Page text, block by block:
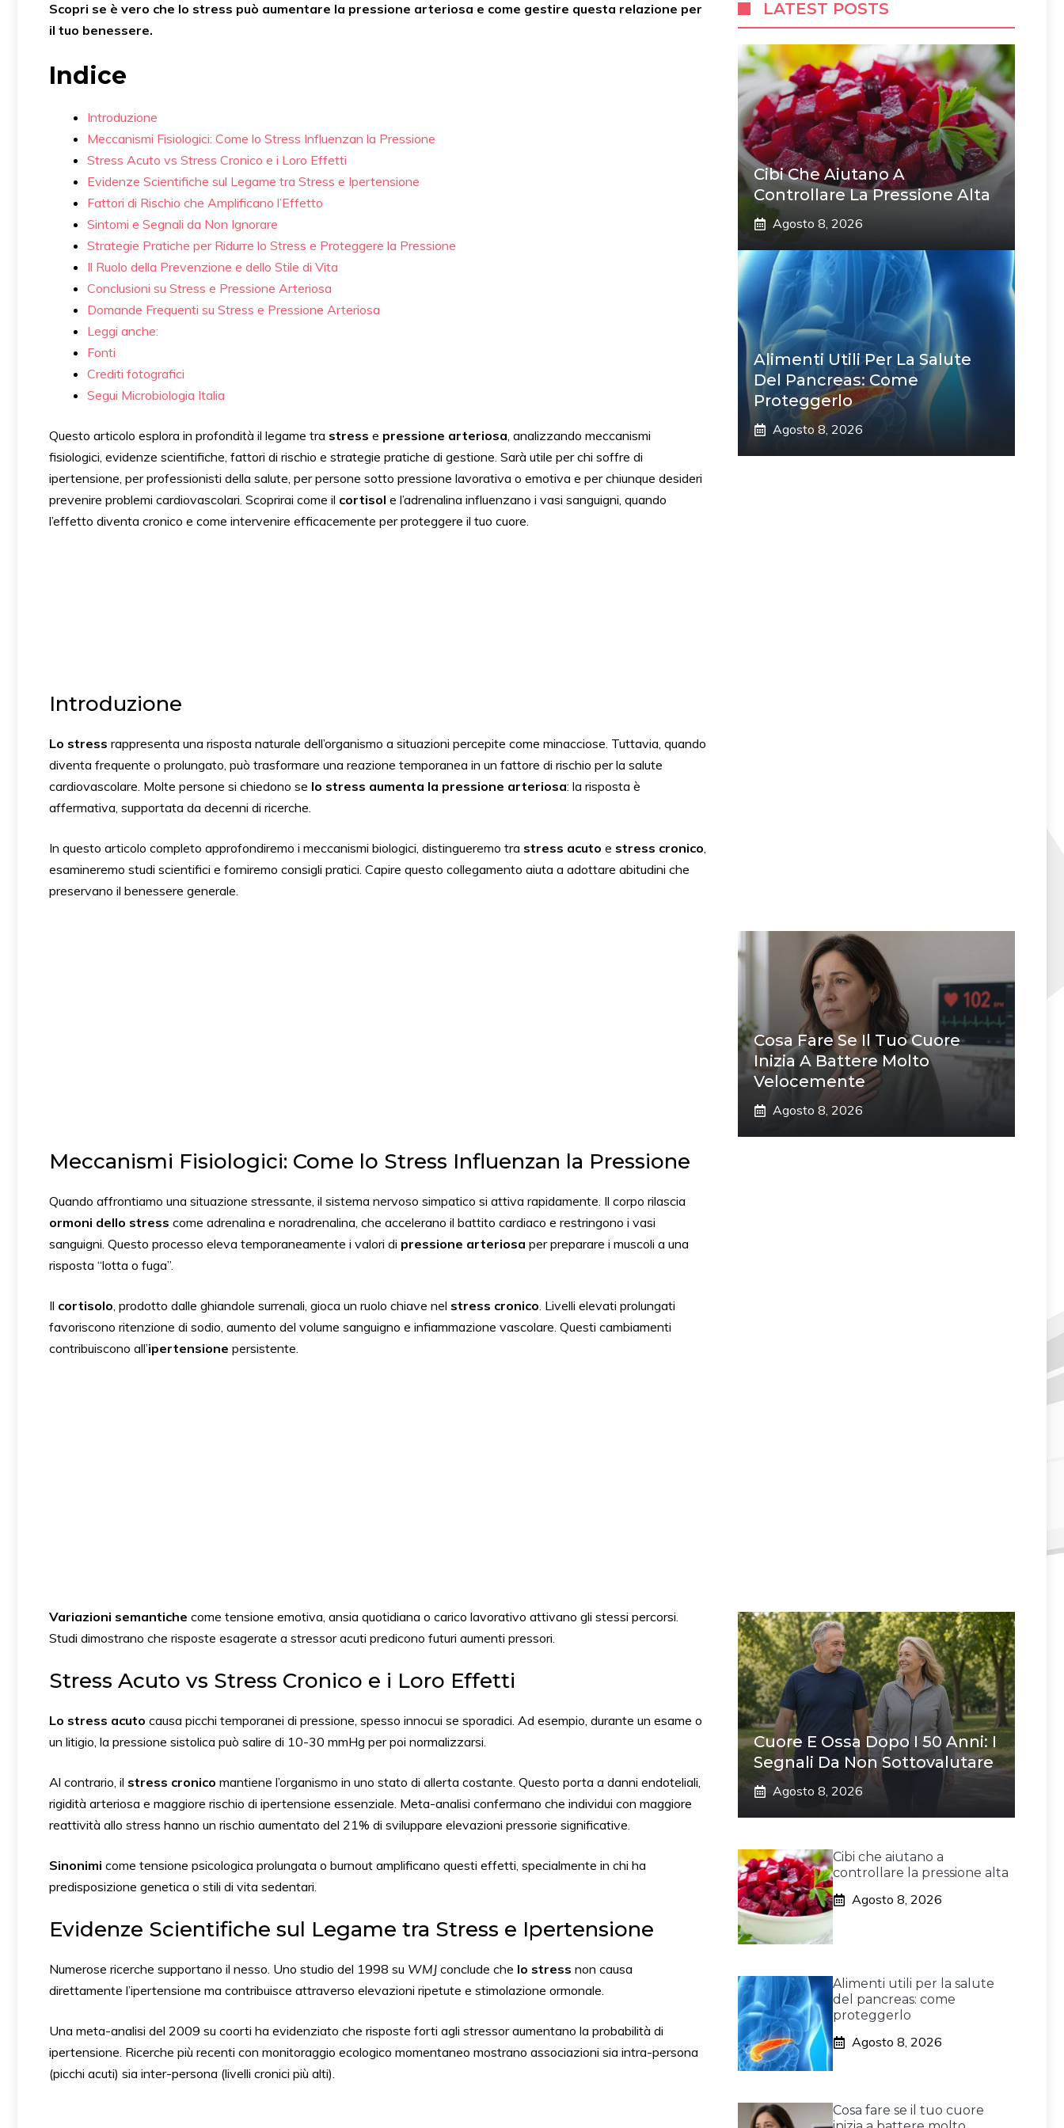
Scopri se è vero che lo stress può aumentare la pressione arteriosa e come gestire questa relazione per
il tuo benessere.
Indice
Introduzione
Meccanismi Fisiologici: Come lo Stress Influenzan la Pressione
Stress Acuto vs Stress Cronico e i Loro Effetti
Evidenze Scientifiche sul Legame tra Stress e Ipertensione
Fattori di Rischio che Amplificano l’Effetto
Sintomi e Segnali da Non Ignorare
Strategie Pratiche per Ridurre lo Stress e Proteggere la Pressione
Il Ruolo della Prevenzione e dello Stile di Vita
Conclusioni su Stress e Pressione Arteriosa
Domande Frequenti su Stress e Pressione Arteriosa
Leggi anche:
Fonti
Crediti fotografici
Segui Microbiologia Italia
Questo articolo esplora in profondità il legame tra stress e pressione arteriosa, analizzando meccanismi
fisiologici, evidenze scientifiche, fattori di rischio e strategie pratiche di gestione. Sarà utile per chi soffre di
ipertensione, per professionisti della salute, per persone sotto pressione lavorativa o emotiva e per chiunque desideri
prevenire problemi cardiovascolari. Scoprirai come il cortisol e l’adrenalina influenzano i vasi sanguigni, quando
l’effetto diventa cronico e come intervenire efficacemente per proteggere il tuo cuore.
Introduzione
Lo stress rappresenta una risposta naturale dell’organismo a situazioni percepite come minacciose. Tuttavia, quando
diventa frequente o prolungato, può trasformare una reazione temporanea in un fattore di rischio per la salute
cardiovascolare. Molte persone si chiedono se lo stress aumenta la pressione arteriosa: la risposta è
affermativa, supportata da decenni di ricerche.
In questo articolo completo approfondiremo i meccanismi biologici, distingueremo tra stress acuto e stress cronico,
esamineremo studi scientifici e forniremo consigli pratici. Capire questo collegamento aiuta a adottare abitudini che
preservano il benessere generale.
Meccanismi Fisiologici: Come lo Stress Influenzan la Pressione
Quando affrontiamo una situazione stressante, il sistema nervoso simpatico si attiva rapidamente. Il corpo rilascia
ormoni dello stress come adrenalina e noradrenalina, che accelerano il battito cardiaco e restringono i vasi
sanguigni. Questo processo eleva temporaneamente i valori di pressione arteriosa per preparare i muscoli a una
risposta “lotta o fuga”.
Il cortisolo, prodotto dalle ghiandole surrenali, gioca un ruolo chiave nel stress cronico. Livelli elevati prolungati
favoriscono ritenzione di sodio, aumento del volume sanguigno e infiammazione vascolare. Questi cambiamenti
contribuiscono all’ipertensione persistente.
Variazioni semantiche come tensione emotiva, ansia quotidiana o carico lavorativo attivano gli stessi percorsi.
Studi dimostrano che risposte esagerate a stressor acuti predicono futuri aumenti pressori.
Stress Acuto vs Stress Cronico e i Loro Effetti
Lo stress acuto causa picchi temporanei di pressione, spesso innocui se sporadici. Ad esempio, durante un esame o
un litigio, la pressione sistolica può salire di 10-30 mmHg per poi normalizzarsi.
Al contrario, il stress cronico mantiene l’organismo in uno stato di allerta costante. Questo porta a danni endoteliali,
rigidità arteriosa e maggiore rischio di ipertensione essenziale. Meta-analisi confermano che individui con maggiore
reattività allo stress hanno un rischio aumentato del 21% di sviluppare elevazioni pressorie significative.
Sinonimi come tensione psicologica prolungata o burnout amplificano questi effetti, specialmente in chi ha
predisposizione genetica o stili di vita sedentari.
Evidenze Scientifiche sul Legame tra Stress e Ipertensione
Numerose ricerche supportano il nesso. Uno studio del 1998 su WMJ conclude che lo stress non causa
direttamente l’ipertensione ma contribuisce attraverso elevazioni ripetute e stimolazione ormonale.
Una meta-analisi del 2009 su coorti ha evidenziato che risposte forti agli stressor aumentano la probabilità di
ipertensione. Ricerche più recenti con monitoraggio ecologico momentaneo mostrano associazioni sia intra-persona
(picchi acuti) sia inter-persona (livelli cronici più alti).
LATEST POSTS
Cibi Che Aiutano A
Controllare La Pressione Alta
Agosto 8, 2026
Alimenti Utili Per La Salute
Del Pancreas: Come
Proteggerlo
Agosto 8, 2026
Cosa Fare Se Il Tuo Cuore
Inizia A Battere Molto
Velocemente
Agosto 8, 2026
Cuore E Ossa Dopo I 50 Anni: I
Segnali Da Non Sottovalutare
Agosto 8, 2026
Cibi che aiutano a
controllare la pressione alta
Agosto 8, 2026
Alimenti utili per la salute
del pancreas: come
proteggerlo
Agosto 8, 2026
Cosa fare se il tuo cuore